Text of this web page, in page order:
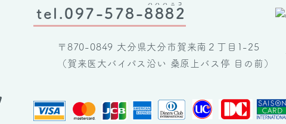
tel.097-578-8882
ハハハニコ
〒870-0849 大分県大分市賀来南２丁目1-25
（賀来医大バイパス沿い 桑原上バス停 目の前）